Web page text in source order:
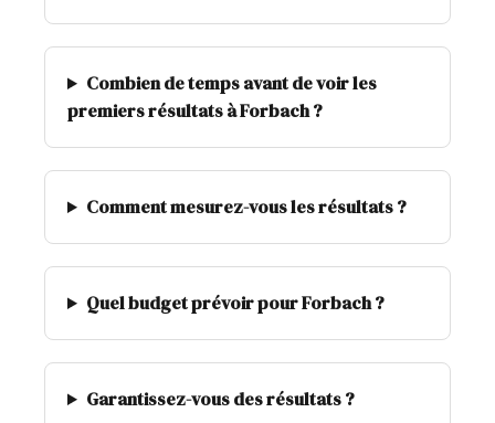
Combien de temps avant de voir les
premiers résultats à Forbach ?
Comment mesurez-vous les résultats ?
Quel budget prévoir pour Forbach ?
Garantissez-vous des résultats ?